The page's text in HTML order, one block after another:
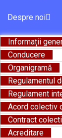
Despre noi
Informații
Conducere
Organigramă
Regulamentul
Regulament
Acord colectiv
Contract
Acreditare